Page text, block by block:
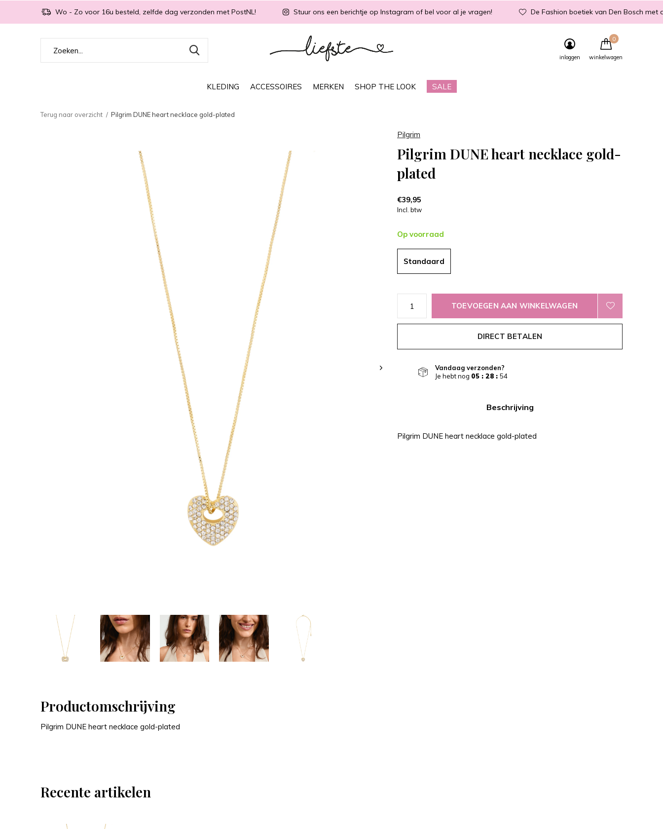
KLEDING ACCESSOIRES MERKEN SHOP THE LOOK SALE
inloggen winkelwagen
0
Wo - Zo voor 16u besteld, zelfde dag verzonden met PostNL! Stuur ons een berichtje op Instagram of bel voor al je vragen! De Fashion boetiek van Den Bosch met
Terug naar overzicht Pilgrim DUNE heart necklace gold-plated
Pilgrim
Pilgrim DUNE heart necklace gold-
plated
€39,95
Incl. btw
Op voorraad
Standaard
TOEVOEGEN AAN WINKELWAGEN
DIRECT BETALEN
Vandaag verzonden?
Je hebt nog 05 : 28 : 54
Beschrijving
Pilgrim DUNE heart necklace gold-plated
Productomschrijving
Pilgrim DUNE heart necklace gold-plated
Recente artikelen